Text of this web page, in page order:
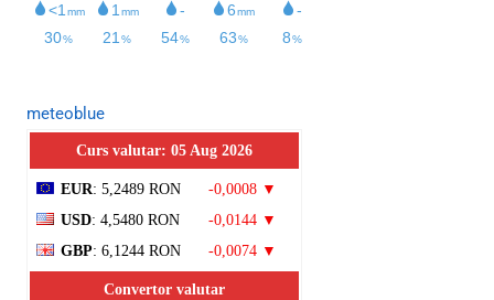
meteoblue
Curs valutar: 05 Aug 2026
EUR: 5,2489 RON
-0,0008 ▼
USD: 4,5480 RON
-0,0144 ▼
GBP: 6,1244 RON -0,0074 ▼
Convertor valutar